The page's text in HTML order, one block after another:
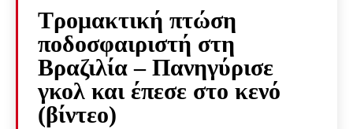
Τρομακτική πτώση
ποδοσφαιριστή στη
Βραζιλία – Πανηγύρισε
γκολ και έπεσε στο κενό
(βίντεο)